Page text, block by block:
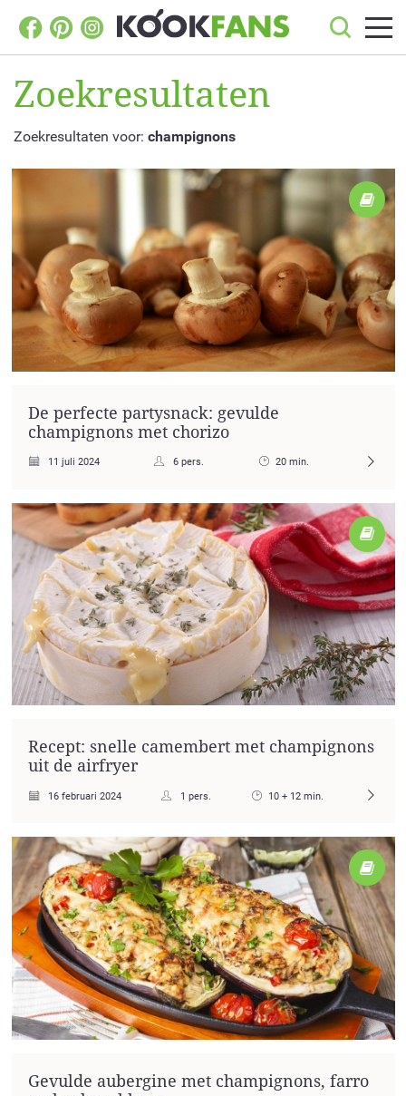
Zoekresultaten
Zoekresultaten voor: champignons
De perfecte partysnack: gevulde
champignons met chorizo
11 juli 2024 6 pers. 20 min.
Recept: snelle camembert met champignons
uit de airfryer
16 februari 2024 1 pers. 10 + 12 min.
Gevulde aubergine met champignons, farro